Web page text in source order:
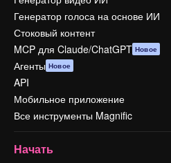
Генератор голоса на основе ИИ
Стоковый контент
MCP для Claude/ChatGPT Новое
Агенты Новое
API
Мобильное приложение
Все инструменты Magnific
Начать